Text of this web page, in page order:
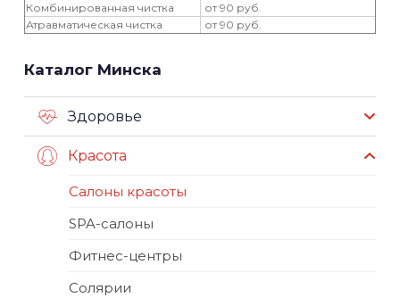
Комбинированная чистка
от 90 руб.
Атравматическая чистка
от 90 руб.
Каталог Минска
Здоровье
Красота
Салоны красоты
SPA-салоны
Фитнес-центры
Солярии